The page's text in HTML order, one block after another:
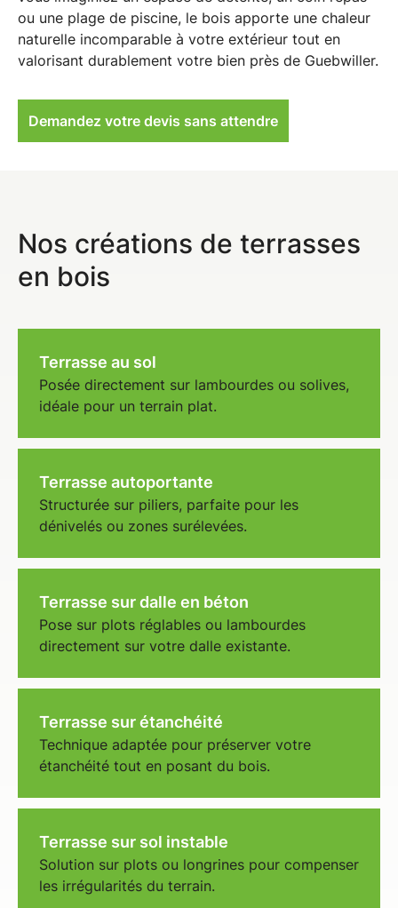
ou une plage de piscine, le bois apporte une chaleur
naturelle incomparable à votre extérieur tout en
valorisant durablement votre bien près de Guebwiller.
Demandez votre devis sans attendre
Nos créations de terrasses
en bois
Terrasse au sol
Posée directement sur lambourdes ou solives,
idéale pour un terrain plat.
Terrasse autoportante
Structurée sur piliers, parfaite pour les
dénivelés ou zones surélevées.
Terrasse sur dalle en béton
Pose sur plots réglables ou lambourdes
directement sur votre dalle existante.
Terrasse sur étanchéité
Technique adaptée pour préserver votre
étanchéité tout en posant du bois.
Terrasse sur sol instable
Solution sur plots ou longrines pour compenser
les irrégularités du terrain.